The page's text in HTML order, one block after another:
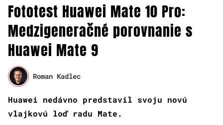
Fototest Huawei Mate 10 Pro:
Medzigeneračné porovnanie s
Huawei Mate 9
Roman Kadlec
Huawei nedávno predstavil svoju novú
vlajkovú loď radu Mate.